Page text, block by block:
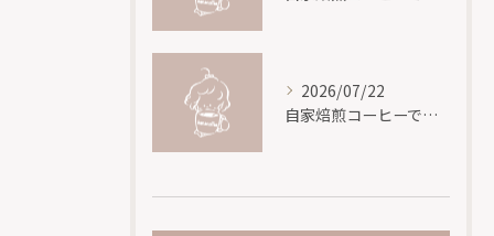
2026/07/22
自家焙煎コーヒーで極めるアイスコーヒーの濃さと香りを失わないコツ徹底解説